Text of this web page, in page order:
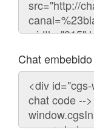
chat
Chat
Código
para
embeber
chat